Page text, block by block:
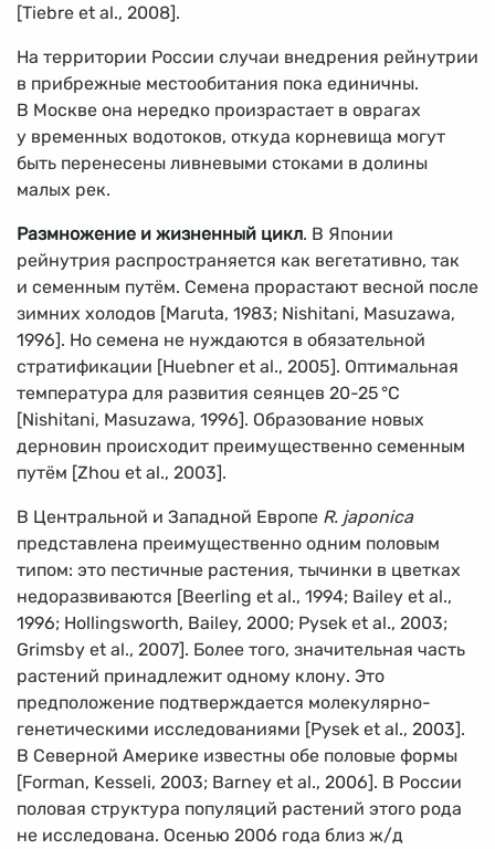
[Tiebre et al., 2008].
На территории России случаи внедрения рейнутрии
в прибрежные местообитания пока единичны.
В Москве она нередко произрастает в оврагах
у временных водотоков, откуда корневища могут
быть перенесены ливневыми стоками в долины
малых рек.
Размножение и жизненный цикл. В Японии
рейнутрия распространяется как вегетативно, так
и семенным путём. Семена прорастают весной после
зимних холодов [Maruta, 1983; Nishitani, Masuzawa,
1996]. Но семена не нуждаются в обязательной
стратификации [Huebner et al., 2005]. Оптимальная
температура для развития сеянцев 20-25°C
[Nishitani, Masuzawa, 1996]. Образование новых
дерновин происходит преимущественно семенным
путём [Zhou et al., 2003].
В Центральной и Западной Европе R. japonica
представлена преимущественно одним половым
типом: это пестичные растения, тычинки в цветках
недоразвиваются [Beerling et al., 1994; Bailey et al.,
1996; Hollingsworth, Bailey, 2000; Pysek et al., 2003;
Grimsby et al., 2007]. Более того, значительная часть
растений принадлежит одному клону. Это
предположение подтверждается молекулярно-
генетическими исследованиями [Pysek et al., 2003].
В Северной Америке известны обе половые формы
[Forman, Kesseli, 2003; Barney et al., 2006]. В России
половая структура популяций растений этого рода
не исследована. Осенью 2006 года близ ж/д